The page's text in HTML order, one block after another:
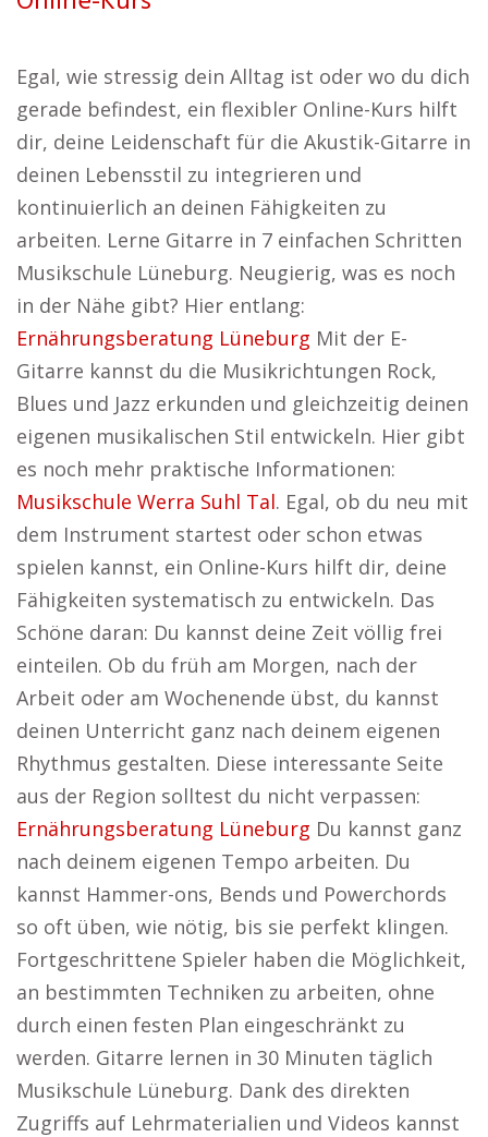
Egal, wie stressig dein Alltag ist oder wo du dich
gerade befindest, ein flexibler Online-Kurs hilft
dir, deine Leidenschaft für die Akustik-Gitarre in
deinen Lebensstil zu integrieren und
kontinuierlich an deinen Fähigkeiten zu
arbeiten. Lerne Gitarre in 7 einfachen Schritten
Musikschule Lüneburg. Neugierig, was es noch
in der Nähe gibt? Hier entlang:
Ernährungsberatung Lüneburg Mit der E-
Gitarre kannst du die Musikrichtungen Rock,
Blues und Jazz erkunden und gleichzeitig deinen
eigenen musikalischen Stil entwickeln. Hier gibt
es noch mehr praktische Informationen:
Musikschule Werra Suhl Tal. Egal, ob du neu mit
dem Instrument startest oder schon etwas
spielen kannst, ein Online-Kurs hilft dir, deine
Fähigkeiten systematisch zu entwickeln. Das
Schöne daran: Du kannst deine Zeit völlig frei
einteilen. Ob du früh am Morgen, nach der
Arbeit oder am Wochenende übst, du kannst
deinen Unterricht ganz nach deinem eigenen
Rhythmus gestalten. Diese interessante Seite
aus der Region solltest du nicht verpassen:
Ernährungsberatung Lüneburg Du kannst ganz
nach deinem eigenen Tempo arbeiten. Du
kannst Hammer-ons, Bends und Powerchords
so oft üben, wie nötig, bis sie perfekt klingen.
Fortgeschrittene Spieler haben die Möglichkeit,
an bestimmten Techniken zu arbeiten, ohne
durch einen festen Plan eingeschränkt zu
werden. Gitarre lernen in 30 Minuten täglich
Musikschule Lüneburg. Dank des direkten
Zugriffs auf Lehrmaterialien und Videos kannst